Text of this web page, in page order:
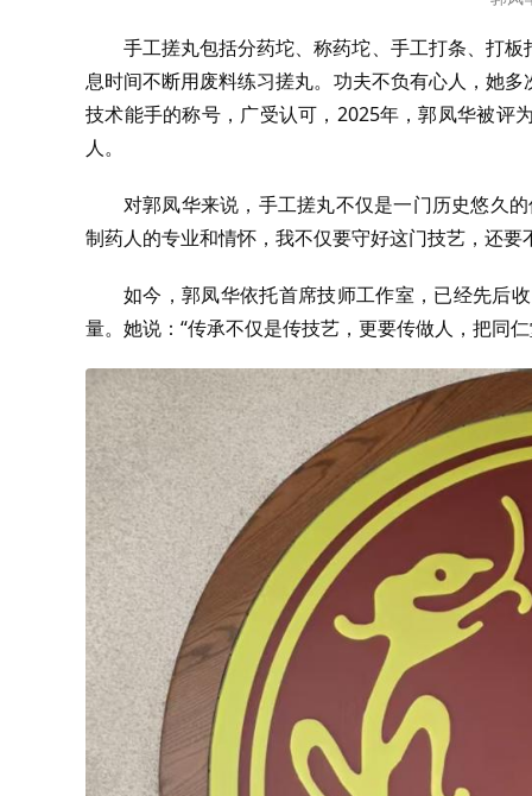
手工搓丸包括分药坨、称药坨、手工打条、打
息时间不断用废料练习搓丸。功夫不负有心人，她
技术能手的称号，广受认可，2025年，郭凤华被评
人。
对郭凤华来说，手工搓丸不仅是一门历史悠久
制药人的专业和情怀，我不仅要守好这门技艺，还要
如今，郭凤华依托首席技师工作室，已经先后
量。她说：“传承不仅是传技艺，更要传做人，把同